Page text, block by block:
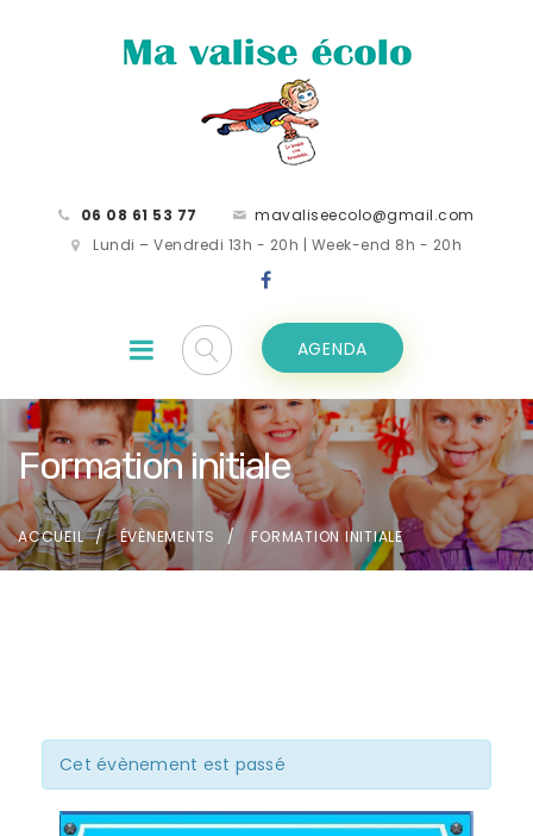
06 08 61 53 77
mavaliseecolo@gmail.com
Lundi – Vendredi 13h - 20h | Week-end 8h - 20h
AGENDA
Formation initiale
ACCUEIL ÉVÈNEMENTS FORMATION INITIALE
Cet évènement est passé